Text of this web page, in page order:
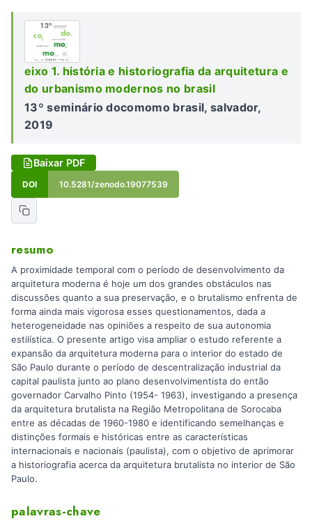
eixo 1. história e historiografia da arquitetura e
do urbanismo modernos no brasil
13º seminário docomomo brasil, salvador,
2019
Baixar PDF
DOI 10.5281/zenodo.19077539
resumo
A proximidade temporal com o período de desenvolvimento da
arquitetura moderna é hoje um dos grandes obstáculos nas
discussões quanto a sua preservação, e o brutalismo enfrenta de
forma ainda mais vigorosa esses questionamentos, dada a
heterogeneidade nas opiniões a respeito de sua autonomia
estilística. O presente artigo visa ampliar o estudo referente a
expansão da arquitetura moderna para o interior do estado de
São Paulo durante o período de descentralização industrial da
capital paulista junto ao plano desenvolvimentista do então
governador Carvalho Pinto (1954- 1963), investigando a presença
da arquitetura brutalista na Região Metropolitana de Sorocaba
entre as décadas de 1960-1980 e identificando semelhanças e
distinções formais e históricas entre as características
internacionais e nacionais (paulista), com o objetivo de aprimorar
a historiografia acerca da arquitetura brutalista no interior de São
Paulo.
palavras-chave